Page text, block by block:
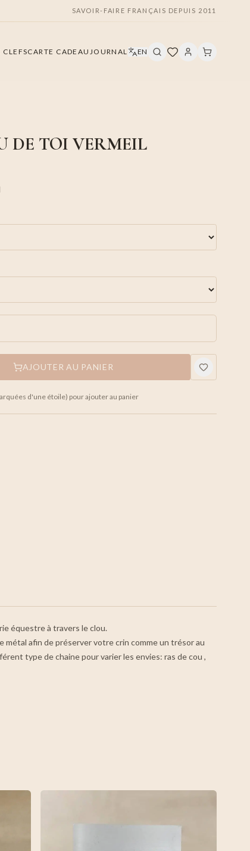
SAVOIR-FAIRE FRANÇAIS DEPUIS 2011
CLEFSCARTE CADEAU JOURNAL EN
DE TOI VERMEIL
AJOUTER AU PANIER
d'une étoile) pour ajouter au panier
équestre à travers le clou.
métal afin de préserver votre crin comme un trésor au
type de chaine pour varier les envies: ras de cou ,